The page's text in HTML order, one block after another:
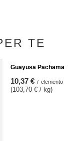
TE
Guayusa
10,37 € / elemento
(103,70 € / kg)